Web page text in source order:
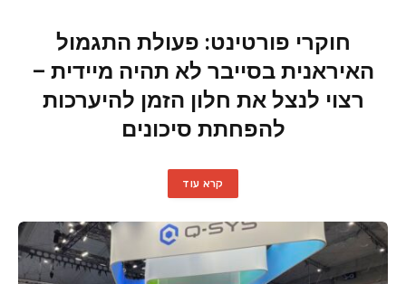
חוקרי פורטינט: פעולת התגמול
האיראנית בסייבר לא תהיה מיידית –
רצוי לנצל את חלון הזמן להיערכות
להפחתת סיכונים
קרא עוד